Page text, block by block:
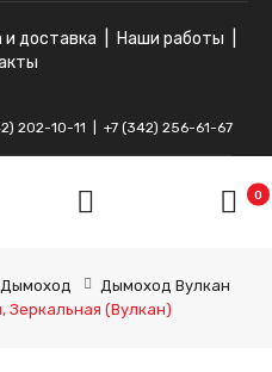
и доставка Наши работы
202-10-11 +7 (342) 256-61-67
0
Дымоход Вулкан
Зеркальная (Вулкан)